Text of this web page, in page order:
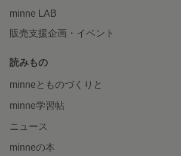
minne LAB
販売支援企画・イベント
読みもの
minneとものづくりと
minne学習帖
ニュース
minneの本